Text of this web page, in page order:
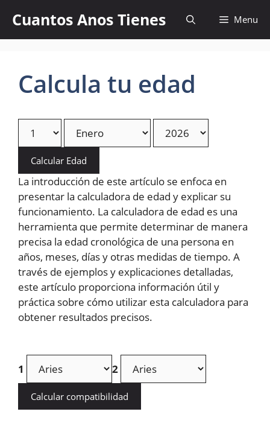
content
Cuantos Anos Tienes Menu
Calcula tu edad
Calcular Edad
La introducción de este artículo se enfoca en
presentar la calculadora de edad y explicar su
funcionamiento. La calculadora de edad es una
herramienta que permite determinar de manera
precisa la edad cronológica de una persona en
años, meses, días y otras medidas de tiempo. A
través de ejemplos y explicaciones detalladas,
este artículo proporciona información útil y
práctica sobre cómo utilizar esta calculadora para
obtener resultados precisos.
1 2
Calcular compatibilidad